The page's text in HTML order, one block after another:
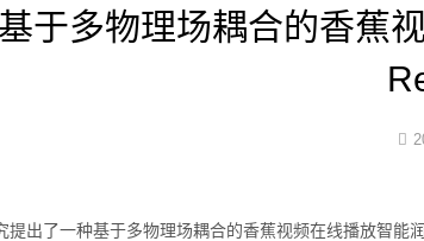
基于多物理场耦合的香蕉
提出了一种基于多物理场耦合的香蕉视频在线播放智